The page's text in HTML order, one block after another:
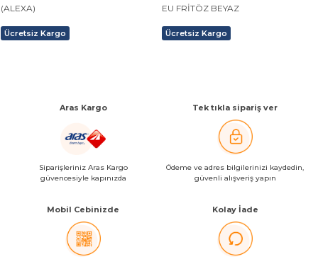
(ALEXA)
Ücretsiz Kargo
EU FRİTÖZ BEYAZ
Ücretsiz Kargo
Aras Kargo
Siparişleriniz Aras Kargo
güvencesiyle kapınızda
Tek tıkla sipariş ver
Ödeme ve adres bilgilerinizi kaydedin,
güvenli alışveriş yapın
Mobil Cebinizde Kolay İade